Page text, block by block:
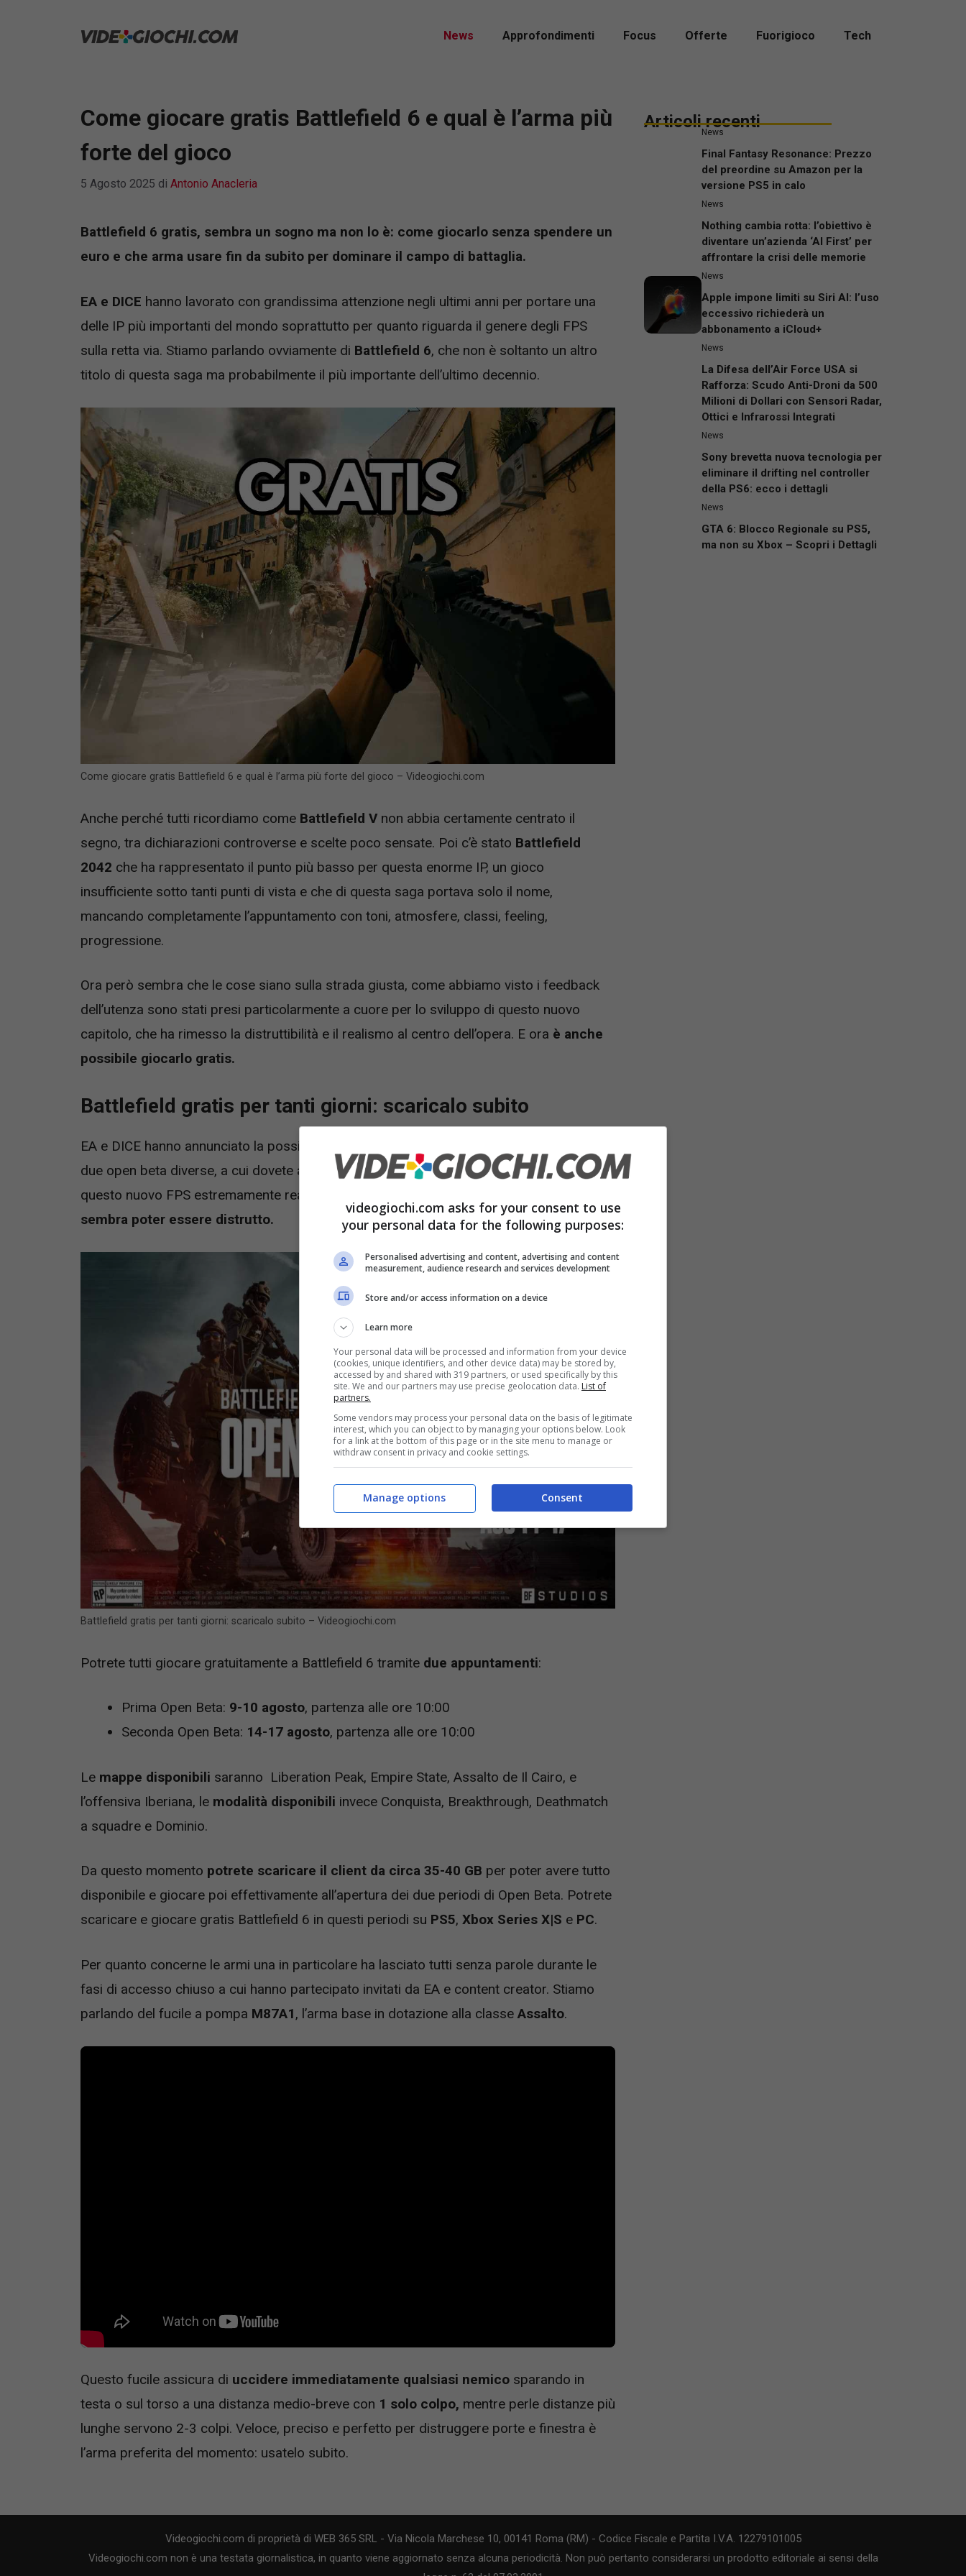
News Approfondimenti Focus Offerte Fuorigioco Tech
Come giocare gratis Battlefield 6 e qual è l’arma più
forte del gioco
5 Agosto 2025 di Antonio Anacleria
Battlefield 6 gratis, sembra un sogno ma non lo è: come giocarlo senza spendere un
euro e che arma usare fin da subito per dominare il campo di battaglia.
EA e DICE hanno lavorato con grandissima attenzione negli ultimi anni per portare una
delle IP più importanti del mondo soprattutto per quanto riguarda il genere degli FPS
sulla retta via. Stiamo parlando ovviamente di Battlefield 6, che non è soltanto un altro
titolo di questa saga ma probabilmente il più importante dell’ultimo decennio.
Come giocare gratis Battlefield 6 e qual è l’arma più forte del gioco – Videogiochi.com
Anche perché tutti ricordiamo come Battlefield V non abbia certamente centrato il
segno, tra dichiarazioni controverse e scelte poco sensate. Poi c’è stato Battlefield
2042 che ha rappresentato il punto più basso per questa enorme IP, un gioco
insufficiente sotto tanti punti di vista e che di questa saga portava solo il nome,
mancando completamente l’appuntamento con toni, atmosfere, classi, feeling,
progressione.
Ora però sembra che le cose siano sulla strada giusta, come abbiamo visto i feedback
dell’utenza sono stati presi particolarmente a cuore per lo sviluppo di questo nuovo
capitolo, che ha rimesso la distruttibilità e il realismo al centro dell’opera. E ora è anche
possibile giocarlo gratis.
Battlefield gratis per tanti giorni: scaricalo subito
EA e DICE hanno annunciato la possibilità di provare gratuitamente Battlefield 6 tramite
due open beta diverse, a cui dovete assolutamente prendere parte se siete interessati a
questo nuovo FPS estremamente realistico e letteralmente esplosivo
sembra poter essere distrutto.
Battlefield gratis per tanti giorni: scaricalo subito – Videogiochi.com
Potrete tutti giocare gratuitamente a Battlefield 6 tramite due appuntamenti:
Prima Open Beta: 9-10 agosto, partenza alle ore 10:00
Seconda Open Beta: 14-17 agosto, partenza alle ore 10:00
Le mappe disponibili saranno Liberation Peak, Empire State, Assalto de Il Cairo, e
l’offensiva Iberiana, le modalità disponibili invece Conquista, Breakthrough, Deathmatch
a squadre e Dominio.
Da questo momento potrete scaricare il client da circa 35-40 GB per poter avere tutto
disponibile e giocare poi effettivamente all’apertura dei due periodi di Open Beta. Potrete
scaricare e giocare gratis Battlefield 6 in questi periodi su PS5, Xbox Series X|S e PC.
Per quanto concerne le armi una in particolare ha lasciato tutti senza parole durante le
fasi di accesso chiuso a cui hanno partecipato invitati da EA e content creator. Stiamo
parlando del fucile a pompa M87A1, l’arma base in dotazione alla classe Assalto.
Questo fucile assicura di uccidere immediatamente qualsiasi nemico sparando in
testa o sul torso a una distanza medio-breve con 1 solo colpo, mentre perle distanze più
lunghe servono 2-3 colpi. Veloce, preciso e perfetto per distruggere porte e finestra è
l’arma preferita del momento: usatelo subito.
Articoli recenti
News
Final Fantasy Resonance: Prezzo
del preordine su Amazon per la
versione PS5 in calo
News
Nothing cambia rotta: l’obiettivo è
diventare un’azienda ‘AI First’ per
affrontare la crisi delle memorie
News
Apple impone limiti su Siri AI: l’uso
eccessivo richiederà un
abbonamento a iCloud+
News
La Difesa dell’Air Force USA si
Rafforza: Scudo Anti-Droni da 500
Milioni di Dollari con Sensori Radar,
Ottici e Infrarossi Integrati
News
Sony brevetta nuova tecnologia per
eliminare il drifting nel controller
della PS6: ecco i dettagli
News
GTA 6: Blocco Regionale su PS5,
ma non su Xbox – Scopri i Dettagli
Videogiochi.com di proprietà di WEB 365 SRL - Via Nicola Marchese 10, 00141 Roma (RM) - Codice Fiscale e Partita I.V.A. 12279101005
Videogiochi.com non è una testata giornalistica, in quanto viene aggiornato senza alcuna periodicità. Non può pertanto considerarsi un prodotto editoriale ai sensi della
videogiochi.com asks for your consent to use
your personal data for the following purposes:
Personalised advertising and content, advertising and content
measurement, audience research and services development
Store and/or access information on a device
Learn more
Your personal data will be processed and information from your device
(cookies, unique identifiers, and other device data) may be stored by,
accessed by and shared with 319 partners, or used specifically by this
site. We and our partners may use precise geolocation data. List of
partners.
Some vendors may process your personal data on the basis of legitimate
interest, which you can object to by managing your options below. Look
for a link at the bottom of this page or in the site menu to manage or
withdraw consent in privacy and cookie settings.
Consent
Manage options